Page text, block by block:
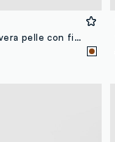
Sandali marroni bassi in vera pelle con fibbia